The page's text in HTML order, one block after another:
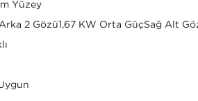
Yüzey
2 Gözü1,67 KW Orta GüçSağ Alt